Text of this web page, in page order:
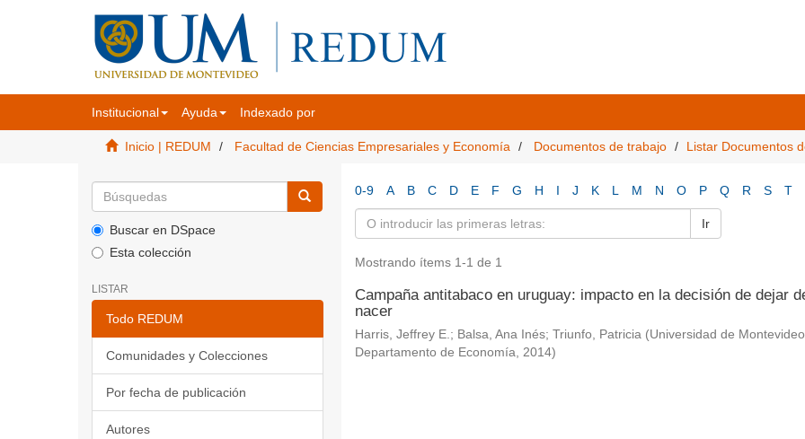
Institucional Ayuda Indexado por
Inicio | REDUM Facultad de Ciencias Empresariales y Economía Documentos de trabajo Listar Documentos
Buscar en DSpace
Esta colección
LISTAR
Todo REDUM
Comunidades y Colecciones
Por fecha de publicación
Autores
0-9 A B C D E F G H I J K L M N O P Q R S T
Ir
Mostrando ítems 1-1 de 1
Campaña antitabaco en uruguay: impacto en la decisión de dejar
nacer
Harris, Jeffrey E.; Balsa, Ana Inés; Triunfo, Patricia (Universidad de
Departamento de Economía, 2014)